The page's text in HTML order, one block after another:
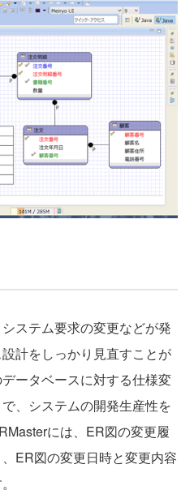
ステム要求の変更などが発
計をしっかり見直すことが
ータベースに対する仕様変
、システムの開発生産性を
には、ER図の変更履
ER図の変更日時と変更内容